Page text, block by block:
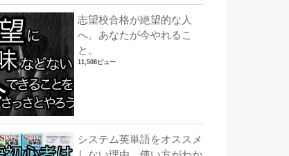
志望校合格が絶望的な人
へ。あなたが今やれるこ
と。
11,508ビュー
システム英単語をオススメ